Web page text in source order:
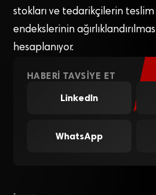
stokları ve tedarikçilerin
endekslerinin
hesaplanıyor.
HABERI TAVSIYE ET
LinkedIn
WhatsApp